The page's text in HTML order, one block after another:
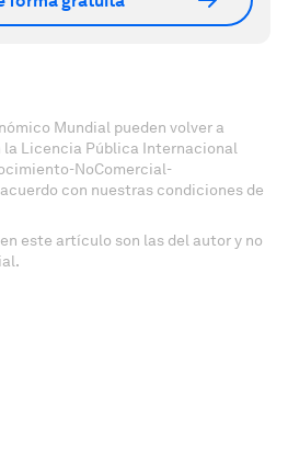
Mundial pueden volver a
la Licencia Pública Internacional
NoComercial-
con nuestras condiciones de
este artículo son las del autor y no